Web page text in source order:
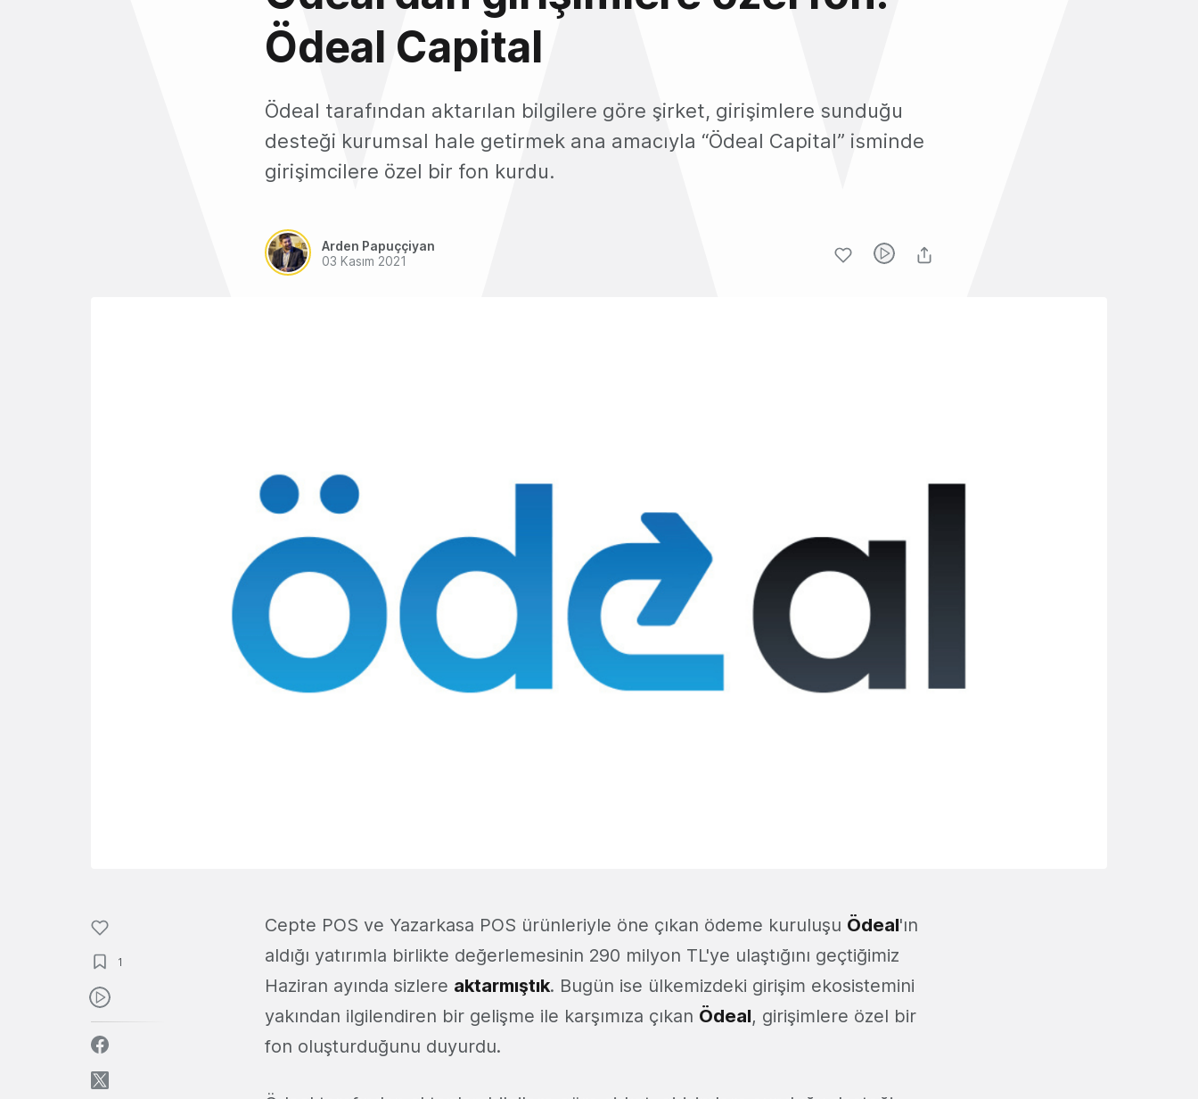
Ödeal Capital
Ödeal tarafından aktarılan bilgilere göre şirket, girişimlere sunduğu
desteği kurumsal hale getirmek ana amacıyla “Ödeal Capital” isminde
girişimcilere özel bir fon kurdu.
Arden Papuççiyan
03 Kasım 2021
1
Cepte POS ve Yazarkasa POS ürünleriyle öne çıkan ödeme kuruluşu Ödeal'ın
aldığı yatırımla birlikte değerlemesinin 290 milyon TL'ye ulaştığını geçtiğimiz
Haziran ayında sizlere aktarmıştık. Bugün ise ülkemizdeki girişim ekosistemini
yakından ilgilendiren bir gelişme ile karşımıza çıkan Ödeal, girişimlere özel bir
fon oluşturduğunu duyurdu.